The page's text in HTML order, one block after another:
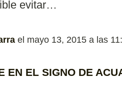
evitar…
el mayo 13, 2015 a las
EN EL SIGNO DE